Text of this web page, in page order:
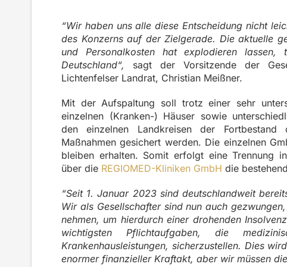
“Wir haben uns alle diese Entscheidung nicht
des Konzerns auf der Zielgerade. Die aktuelle
und Personalkosten hat explodieren
Deutschland“, sagt der Vorsitzende der
Lichtenfelser Landrat, Christian Meißner.
Mit der Aufspaltung soll trotz einer sehr
einzelnen (Kranken-) Häuser sowie
den einzelnen Landkreisen der
Maßnahmen gesichert werden. Die einzelnen
bleiben erhalten. Somit erfolgt eine Trennung
über die REGIOMED-Kliniken GmbH die
“Seit 1. Januar 2023 sind deutschlandweit
Wir als Gesellschafter sind nun auch
nehmen, um hierdurch einer drohenden
wichtigsten Pflichtaufgaben, die
Krankenhausleistungen, sicherzustellen. Dies
enormer finanzieller Kraftakt, aber wir müssen